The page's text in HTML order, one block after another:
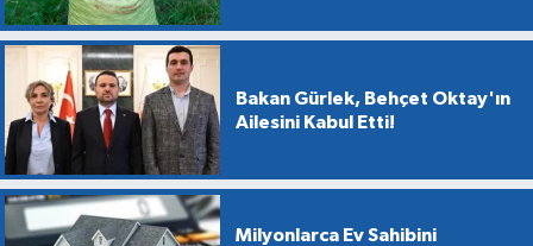
Bakan Gürlek, Behçet Oktay'ın
Ailesini Kabul Etti!
Milyonlarca Ev Sahibini